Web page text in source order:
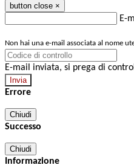
button close ×
E-
Non hai una e-mail associata al nome
E-mail inviata, si prega di
Errore
Chiudi
Successo
Chiudi
Informazione